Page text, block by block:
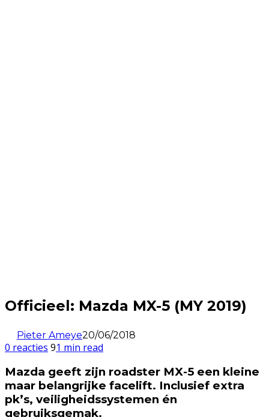
Officieel: Mazda MX-5 (MY 2019)
Pieter Ameye20/06/2018
0 reacties 91 min read
Mazda geeft zijn roadster MX-5 een kleine
maar belangrijke facelift. Inclusief extra
pk’s, veiligheidssystemen én
gebruiksgemak.